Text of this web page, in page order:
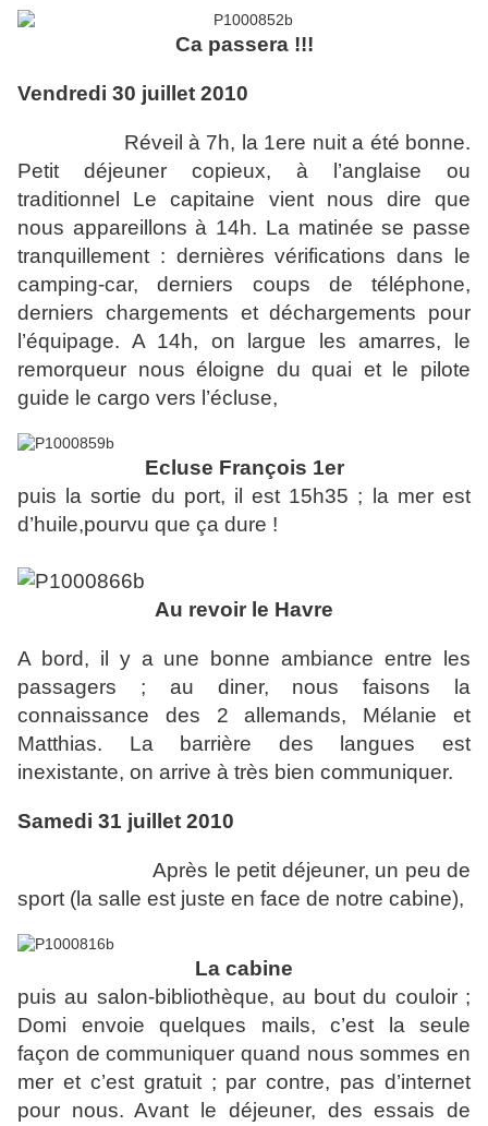
Ca passera !!!
Vendredi 30 juillet 2010
Réveil à 7h, la 1ere nuit a été bonne.
Petit déjeuner copieux, à l’anglaise ou
traditionnel Le capitaine vient nous dire que
nous appareillons à 14h. La matinée se passe
tranquillement : dernières vérifications dans le
camping-car, derniers coups de téléphone,
derniers chargements et déchargements pour
l’équipage. A 14h, on largue les amarres, le
remorqueur nous éloigne du quai et le pilote
guide le cargo vers l’écluse,
Ecluse François 1er
puis la sortie du port, il est 15h35 ; la mer est
d’huile,pourvu que ça dure !
Au revoir le Havre
A bord, il y a une bonne ambiance entre les
passagers ; au diner, nous faisons la
connaissance des 2 allemands, Mélanie et
Matthias. La barrière des langues est
inexistante, on arrive à très bien communiquer.
Samedi 31 juillet 2010
Après le petit déjeuner, un peu de
sport (la salle est juste en face de notre cabine),
La cabine
puis au salon-bibliothèque, au bout du couloir ;
Domi envoie quelques mails, c’est la seule
façon de communiquer quand nous sommes en
mer et c’est gratuit ; par contre, pas d’internet
pour nous. Avant le déjeuner, des essais de